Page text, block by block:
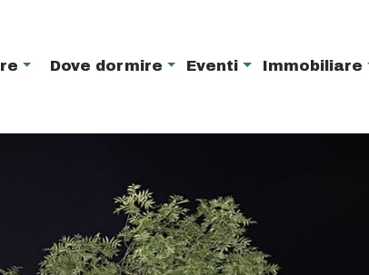
Dove dormire Eventi Immobiliare